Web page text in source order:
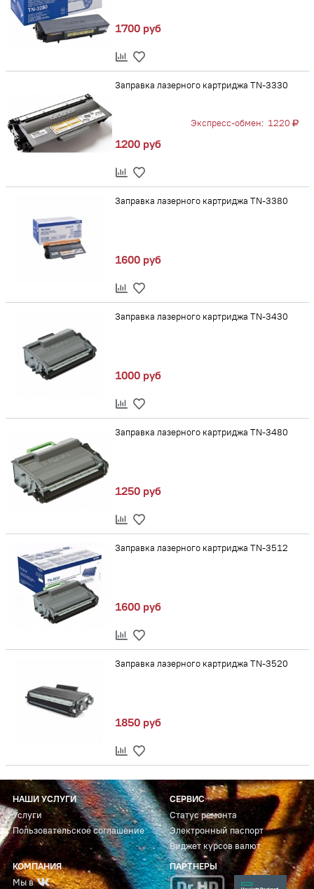
1700 руб
Заправка лазерного картриджа TN-3330
Экспресс-обмен: 1220
1200 руб
Заправка лазерного картриджа TN-3380
1600 руб
Заправка лазерного картриджа TN-3430
1000 руб
Заправка лазерного картриджа TN-3480
1250 руб
Заправка лазерного картриджа TN-3512
1600 руб
Заправка лазерного картриджа TN-3520
1850 руб
НАШИ УСЛУГИ
Услуги
Пользовательское соглашение
СЕРВИС
Статус ремонта
Электронный паспорт
Виджет курсов валют
КОМПАНИЯ
Мы в
ПАРТНЕРЫ